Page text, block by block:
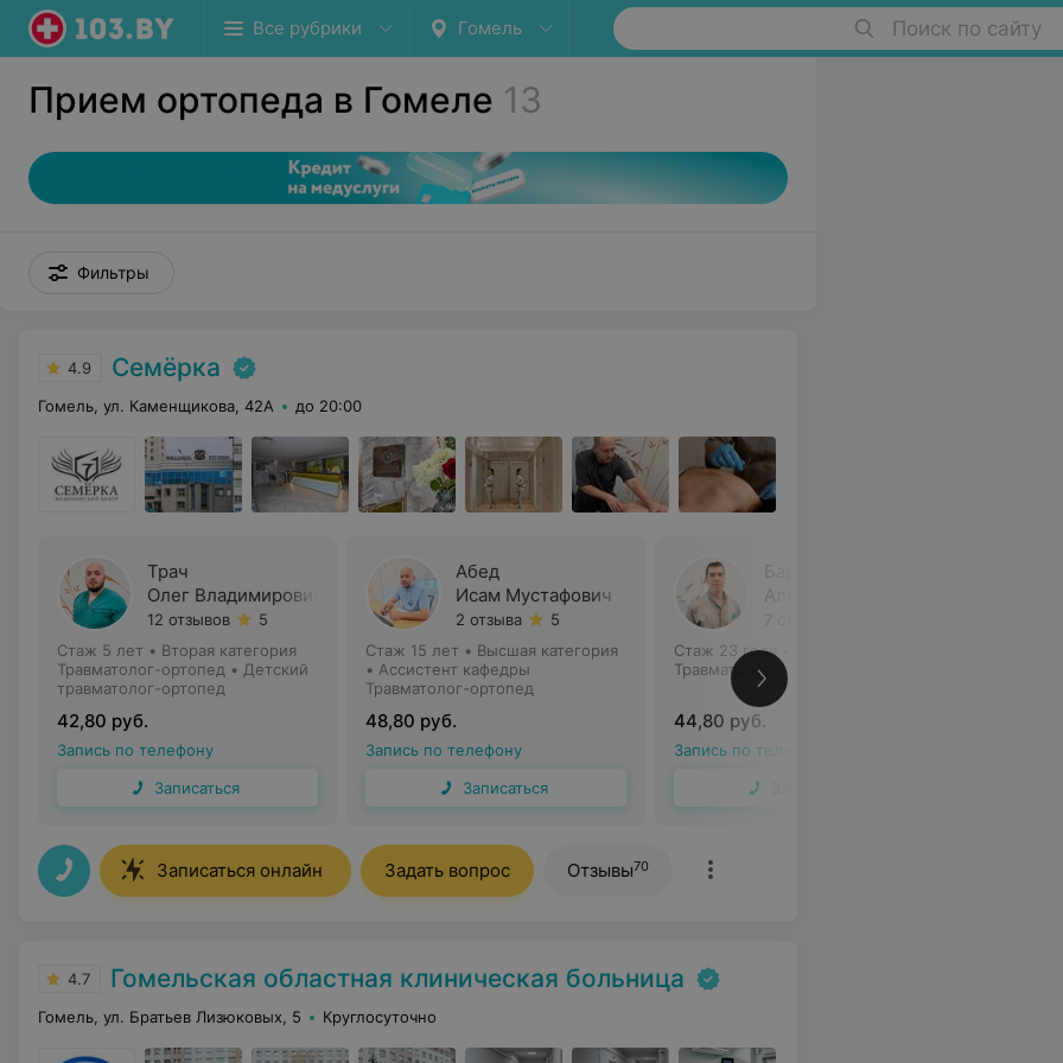
Все рубрики Гомель Поиск по сайту
Прием ортопеда в Гомеле 13
Фильтры
4.9 Семёрка
Гомель, ул. Каменщикова, 42А до 20:00
Трач
Олег Владимирович
12 отзывов
5
Стаж 5 лет • Вторая категория
Травматолог-ортопед • Детский
травматолог-ортопед
42,80 руб.
Запись по телефону
Записаться
Абед
Исам Мустафович
2 отзыва
5
Стаж 15 лет • Высшая категория
• Ассистент кафедры
Травматолог-ортопед
48,80 руб.
Запись по телефону
Записаться
Баранцов
Александр Леонидович
7 отзывов
Стаж 23 года
Травматолог-ортопед
44,80 руб.
Запись по телефону
Записаться
Записаться онлайн Задать вопрос Отзывы70
4.7 Гомельская областная клиническая больница
Гомель, ул. Братьев Лизюковых, 5 Круглосуточно